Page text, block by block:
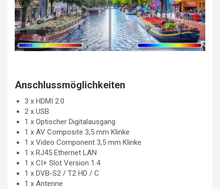
Anschlussmöglichkeiten
3 x HDMI 2.0
2 x USB
1 x Optischer Digitalausgang
1 x AV Composite 3,5 mm Klinke
1 x Video Component 3,5 mm Klinke
1 x RJ45 Ethernet LAN
1 x CI+ Slot Version 1.4
1 x DVB-S2 / T2 HD / C
1 x Antenne